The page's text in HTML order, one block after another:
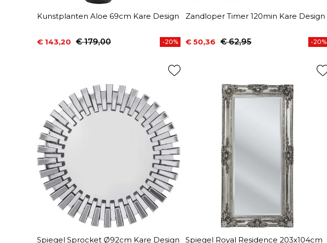
Kunstplanten Aloe 69cm Kare Design
Prijs
€ 143,20
Normale prijs€ 179,00 -20%
Zandloper Timer 120min Kare Design
Prijs
€ 50,36
Normale prijs
€ 62,95 -20%
Spiegel Sprocket Ø92cm Kare Design
Spiegel Royal Residence 203x104cm